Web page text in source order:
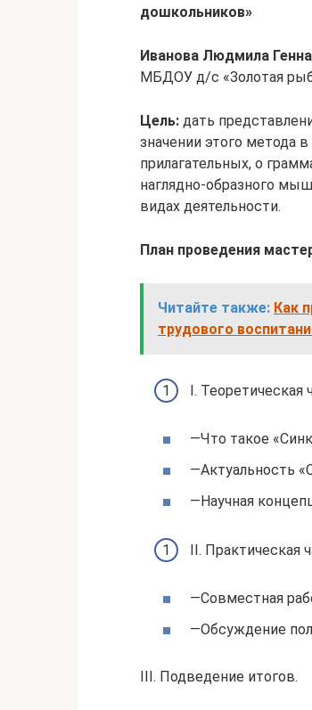
дошкольников»
Иванова Людмила
МБДОУ д/с «Золотая
Цель: дать
значении этого метода
прилагательных, о
наглядно-образного
видах деятельности.
План проведения
Читайте также: Как
трудового
I. Теоретическая
—Что такое
—Актуальность
—Научная
II. Практическая
—Совместная
—Обсуждение
III. Подведение итогов.